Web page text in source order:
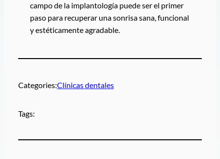
campo de la implantología puede ser el primer
paso para recuperar una sonrisa sana, funcional
y estéticamente agradable.
Categories:Clínicas dentales
Tags: